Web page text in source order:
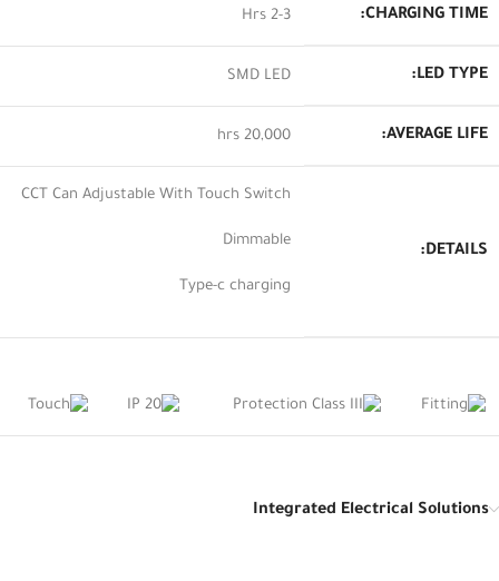
CHARGING TIME:
2-3 Hrs
LED TYPE:
SMD LED
AVERAGE LIFE:
20,000 hrs
DETAILS:
CCT Can Adjustable With Touch Switch
Dimmable
Type-c charging
Integrated Electrical Solutions